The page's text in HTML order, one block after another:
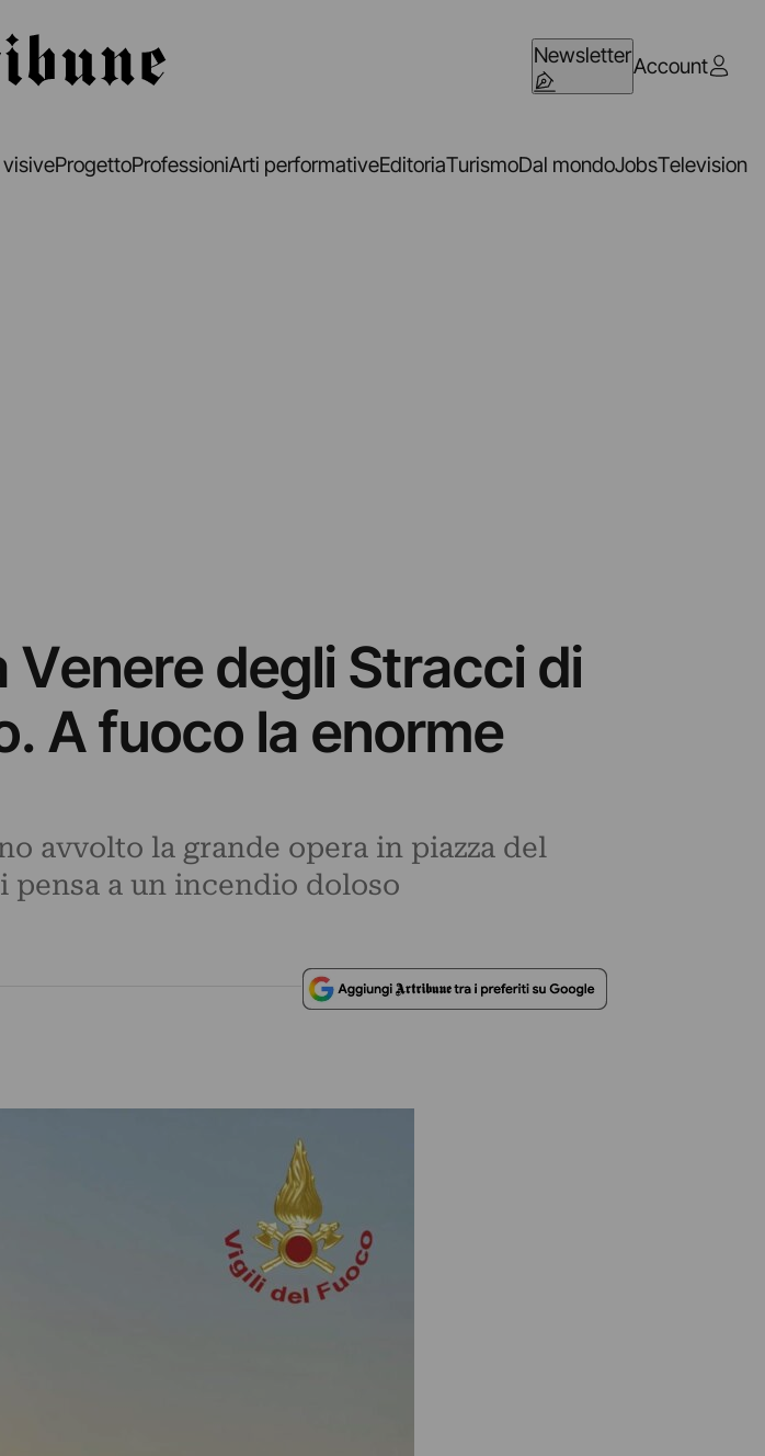
NewsletterAccount
ProgettoProfessioniArti performativeEditoriaTurismoDal mondoJobsTelevision
Venere degli Stracci di
A fuoco la enorme
avvolto la grande opera in piazza del
pensa a un incendio doloso